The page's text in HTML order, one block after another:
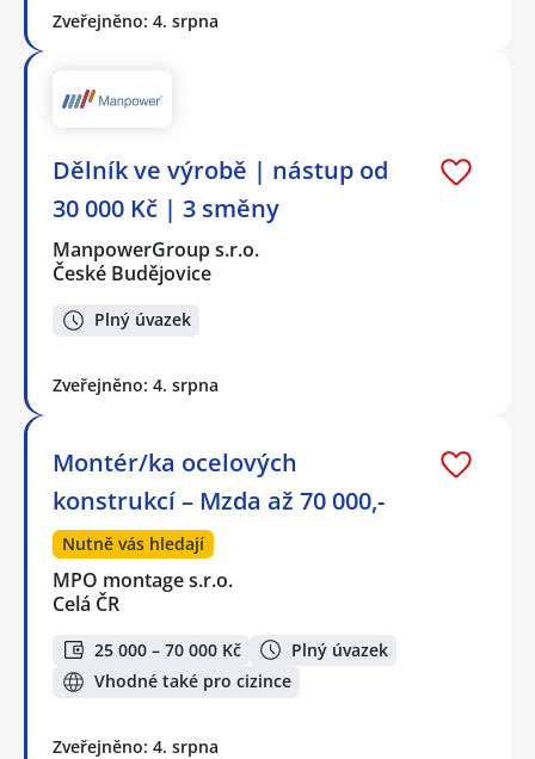
Zveřejněno: 4. srpna
Dělník ve výrobě | nástup od
30 000 Kč | 3 směny
ManpowerGroup s.r.o.
České Budějovice
Plný úvazek
Zveřejněno: 4. srpna
Montér/ka ocelových
konstrukcí – Mzda až 70 000,-
Nutně vás hledají
MPO montage s.r.o.
Celá ČR
25 000 – 70 000 Kč
Plný úvazek
Vhodné také pro cizince
Zveřejněno: 4. srpna